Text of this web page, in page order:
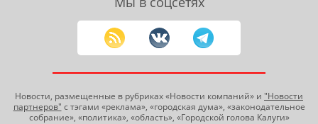
Новости, размещенные в рубриках «Новости компаний» и "Новости
партнеров" с тэгами «реклама», «городская дума», «законодательное
собрание», «политика», «область», «Городской голова Калуги»